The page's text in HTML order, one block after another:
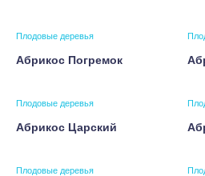
Плодовые деревья
Абрикос Погремок
Плодовые деревья
Абрикос Царский
Плодовые деревья